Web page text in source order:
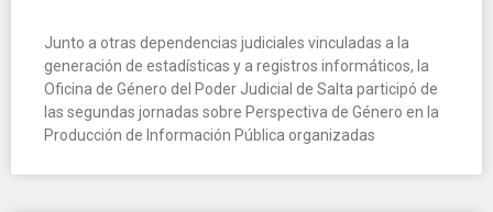
Junto a otras dependencias judiciales vinculadas a la
generación de estadísticas y a registros informáticos, la
Oficina de Género del Poder Judicial de Salta participó de
las segundas jornadas sobre Perspectiva de Género en la
Producción de Información Pública organizadas